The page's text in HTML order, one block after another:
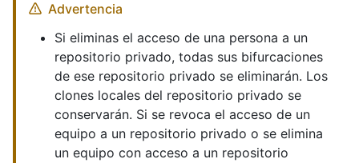
Advertencia
Si eliminas el acceso de una persona a un
repositorio privado, todas sus bifurcaciones
de ese repositorio privado se eliminarán. Los
clones locales del repositorio privado se
conservarán. Si se revoca el acceso de un
equipo a un repositorio privado o se elimina
un equipo con acceso a un repositorio